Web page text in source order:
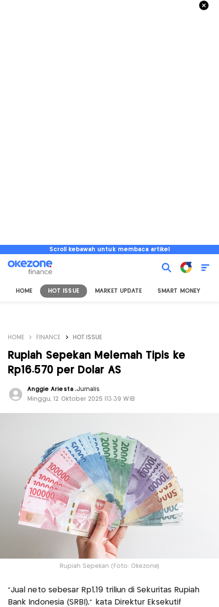
Scroll kebawah untuk membaca artikel
HOME HOT ISSUE MARKET UPDATE SMART MONEY
HOME FINANCE HOT ISSUE
Rupiah Sepekan Melemah Tipis ke
Rp16.570 per Dolar AS
Anggie Ariesta ,Jurnalis
Minggu, 12 Oktober 2025 |13:39 WIB
Rupiah Sepekan (Foto: Okezone)
“Jual neto sebesar Rp1,19 triliun di Sekuritas Rupiah
Bank Indonesia (SRBI),” kata Direktur Eksekutif